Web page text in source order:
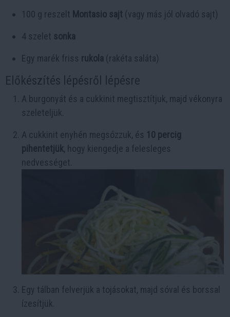
100 g reszelt Montasio sajt (vagy más jól olvadó sajt)
4 szelet sonka
Egy marék friss rukola (rakéta saláta)
Előkészítés lépésről lépésre
A burgonyát és a cukkinit megtisztítjuk, majd vékonyra
szeleteljük.
A cukkinit enyhén megsózzuk, és 10 percig
pihentetjük, hogy kiengedje a felesleges
nedvességet.
Egy tálban felverjük a tojásokat, majd sóval és borssal
ízesítjük.